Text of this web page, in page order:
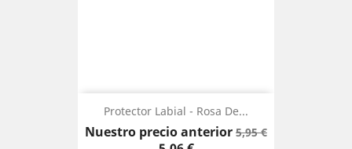
Protector Labial - Rosa De...
Nuestro precio anteriorPrecio
5,95 €Precio